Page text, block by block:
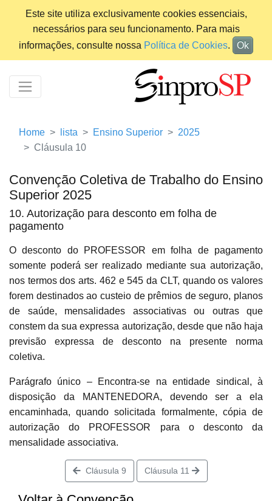
Este site utiliza exclusivamente cookies essenciais,
necessários para seu funcionamento. Para mais
informações, consulte nossa Política de Cookies. Ok
Home lista Ensino Superior
2025
Cláusula 10
Convenção Coletiva de Trabalho do Ensino
Superior 2025
10. Autorização para desconto em folha de
pagamento
O desconto do PROFESSOR em folha de pagamento
somente poderá ser realizado mediante sua autorização,
nos termos dos arts. 462 e 545 da CLT, quando os valores
forem destinados ao custeio de prêmios de seguro, planos
de saúde, mensalidades associativas ou outras que
constem da sua expressa autorização, desde que não haja
previsão expressa de desconto na presente norma
coletiva.
Parágrafo único – Encontra-se na entidade sindical, à
disposição da MANTENEDORA, devendo ser a ela
encaminhada, quando solicitada formalmente, cópia de
autorização do PROFESSOR para o desconto da
mensalidade associativa.
Cláusula 9 Cláusula 11